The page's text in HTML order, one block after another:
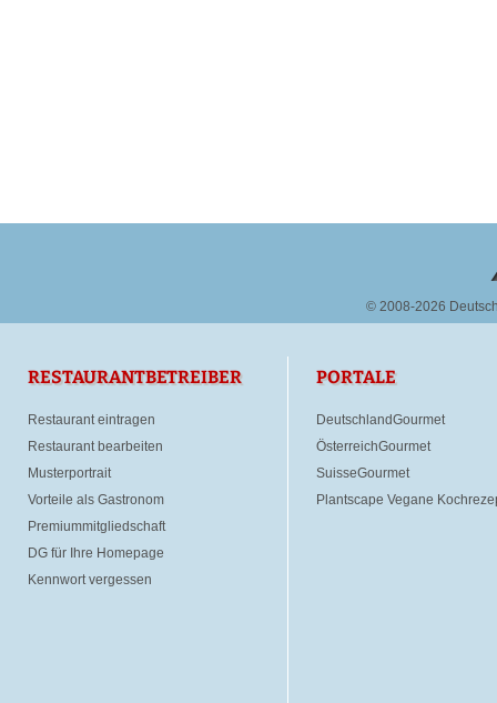
© 2008-2026
RESTAURANTBETREIBER
Restaurant eintragen
Restaurant bearbeiten
Musterportrait
Vorteile als Gastronom
Premiummitgliedschaft
DG für Ihre Homepage
Kennwort vergessen
PORTALE
DeutschlandGourmet
ÖsterreichGourmet
SuisseGourmet
Plantscape Vegane